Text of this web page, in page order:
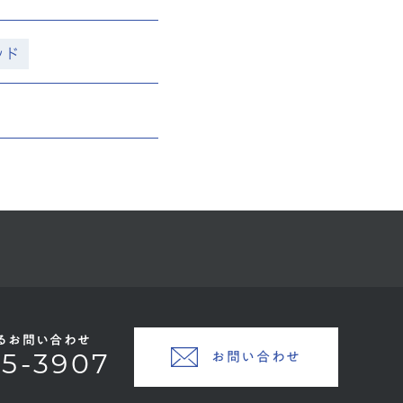
ド
お問い合わせ
3907 お問い合わせ